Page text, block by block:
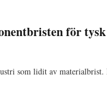
för
som lidit av